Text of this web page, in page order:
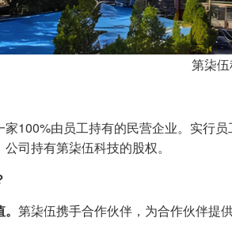
第柒
家100%由员工持有的民营企业。实行
司持有第柒伍科技的股权。
第柒伍携手合作伙伴，为合作伙伴提